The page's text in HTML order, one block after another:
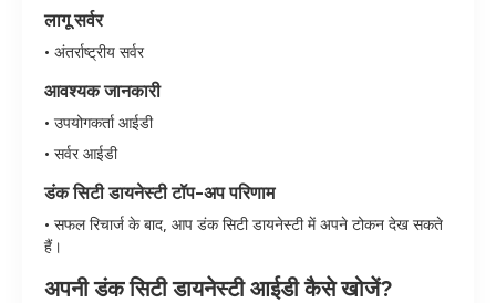
लागू सर्वर
• अंतर्राष्ट्रीय सर्वर
आवश्यक जानकारी
• उपयोगकर्ता आईडी
• सर्वर आईडी
डंक सिटी डायनेस्टी टॉप-अप परिणाम
• सफल रिचार्ज के बाद, आप डंक सिटी डायनेस्टी में अपने टोकन देख सकते
हैं।
अपनी डंक सिटी डायनेस्टी आईडी कैसे खोजें?